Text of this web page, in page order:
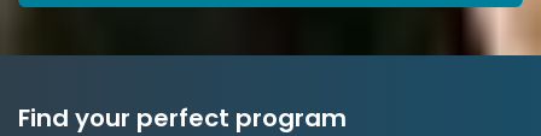
Find your perfect program